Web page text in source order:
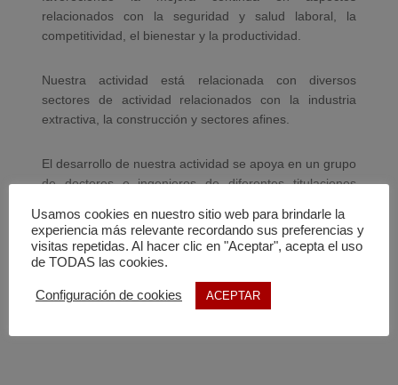
relacionados con la seguridad y salud laboral, la
competitividad, el bienestar y la productividad.
Nuestra actividad está relacionada con diversos
sectores de actividad relacionados con la industria
extractiva, la construcción y sectores afines.
El desarrollo de nuestra actividad se apoya en un grupo
de doctores e ingenieros de diferentes titulaciones
información, formación y desarrollo de tareas
singulares.
Usamos cookies en nuestro sitio web para brindarle la
experiencia más relevante recordando sus preferencias y
visitas repetidas. Al hacer clic en "Aceptar", acepta el uso
de TODAS las cookies.
Configuración de cookies ACEPTAR